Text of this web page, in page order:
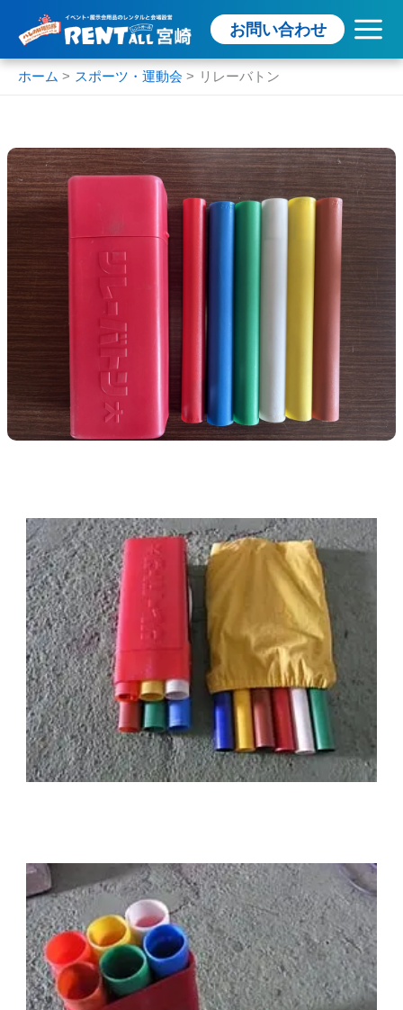
お問い合わせ
ホーム スポーツ・運動会 リレーバトン